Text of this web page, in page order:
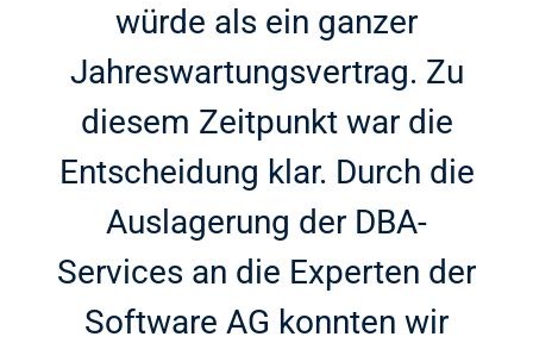
würde als ein ganzer
Jahreswartungsvertrag. Zu
diesem Zeitpunkt war die
Entscheidung klar. Durch die
Auslagerung der DBA-
Services an die Experten der
Software AG konnten wir